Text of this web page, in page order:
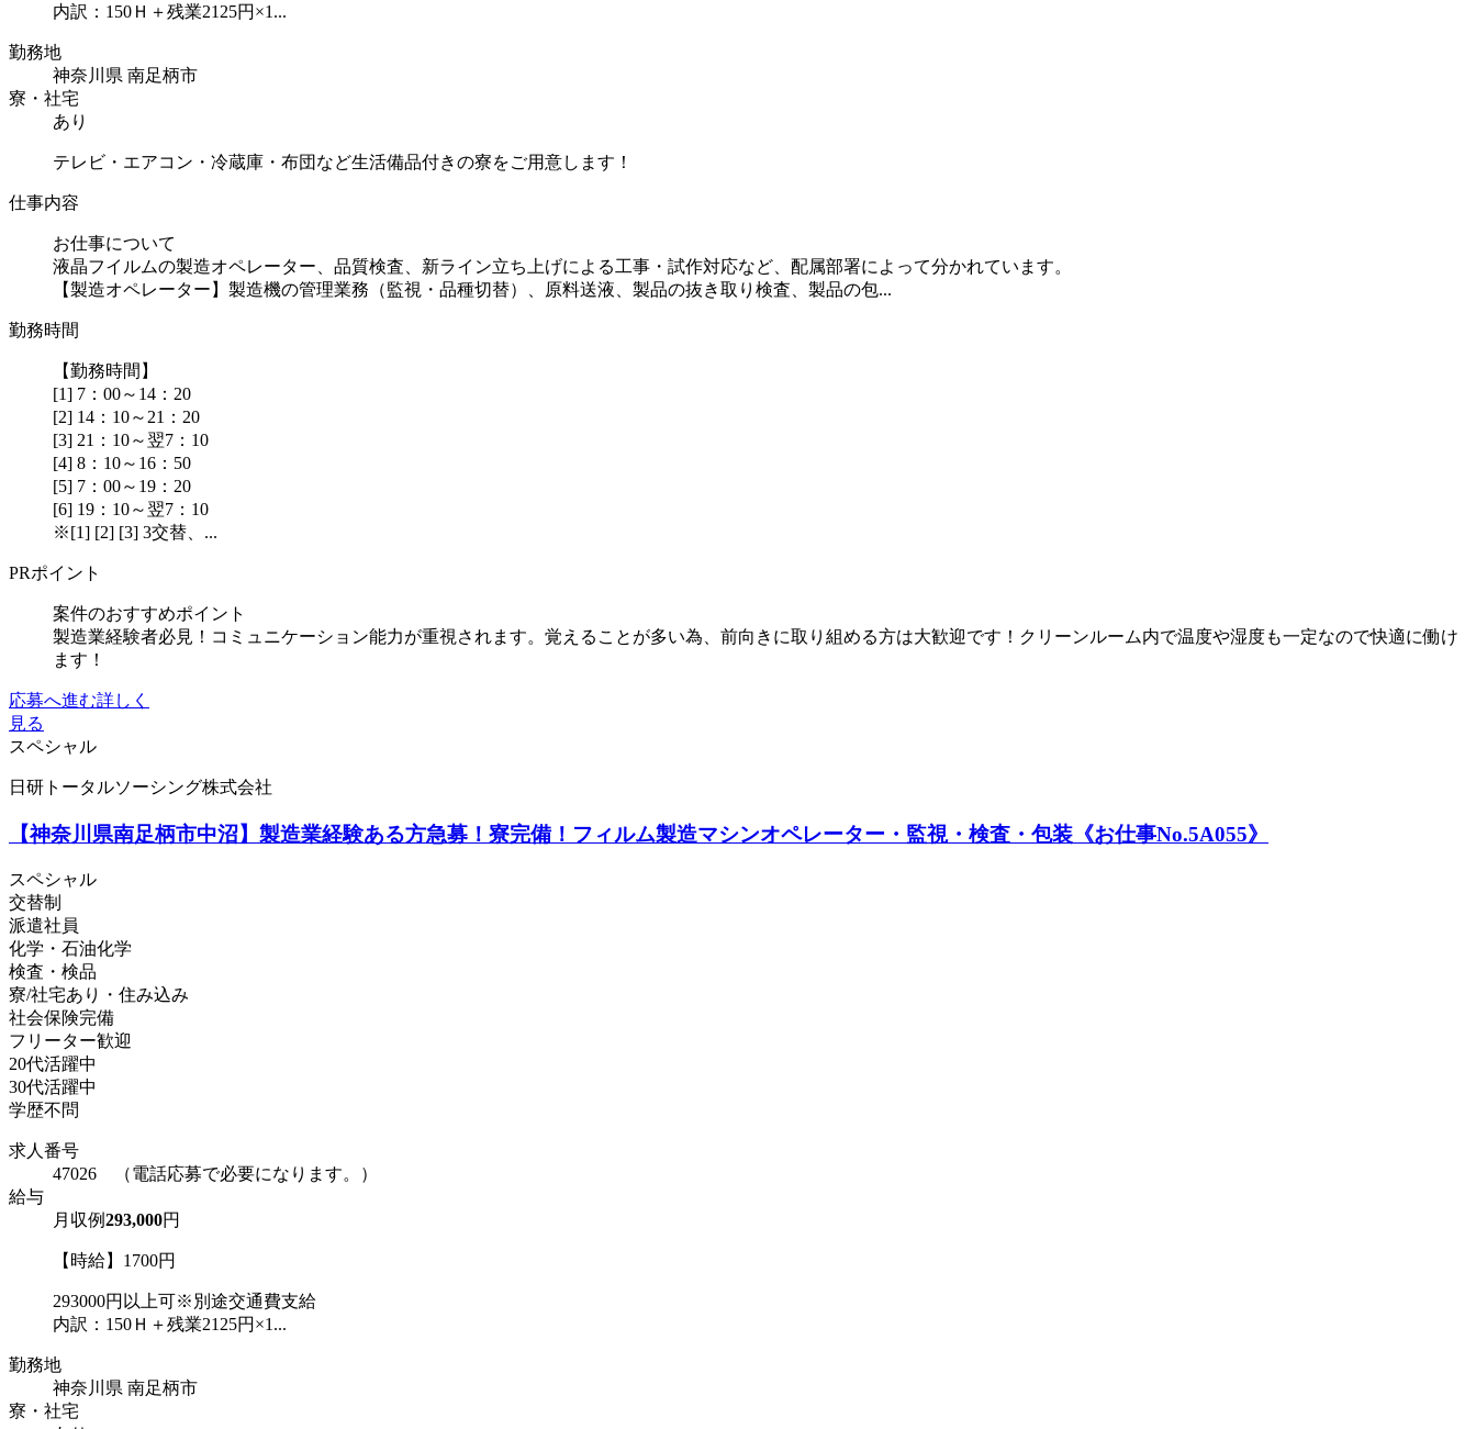
内訳：150Ｈ＋残業2125円×1...
勤務地
神奈川県 南足柄市
寮・社宅
あり
テレビ・エアコン・冷蔵庫・布団など生活備品付きの寮をご用意します！
仕事内容
お仕事について
液晶フイルムの製造オペレーター、品質検査、新ライン立ち上げによる工事・試作対応など、配属部署によって分かれています。
【製造オペレーター】製造機の管理業務（監視・品種切替）、原料送液、製品の抜き取り検査、製品の包...
勤務時間
【勤務時間】
[1] 7：00～14：20
[2] 14：10～21：20
[3] 21：10～翌7：10
[4] 8：10～16：50
[5] 7：00～19：20
[6] 19：10～翌7：10
※[1] [2] [3] 3交替、...
PRポイント
案件のおすすめポイント
製造業経験者必見！コミュニケーション能力が重視されます。覚えることが多い為、前向きに取り組める方は大歓迎です！クリーンルーム内で温度や湿度も一定なので快適に働け
ます！
応募へ進む詳しく
見る
スペシャル
日研トータルソーシング株式会社
【神奈川県南足柄市中沼】製造業経験ある方急募！寮完備！フィルム製造マシンオペレーター・監視・検査・包装《お仕事No.5A055》
スペシャル
交替制
派遣社員
化学・石油化学
検査・検品
寮/社宅あり・住み込み
社会保険完備
フリーター歓迎
20代活躍中
30代活躍中
学歴不問
求人番号
47026 （電話応募で必要になります。）
給与
月収例293,000円
【時給】1700円
293000円以上可※別途交通費支給
内訳：150Ｈ＋残業2125円×1...
勤務地
神奈川県 南足柄市
寮・社宅